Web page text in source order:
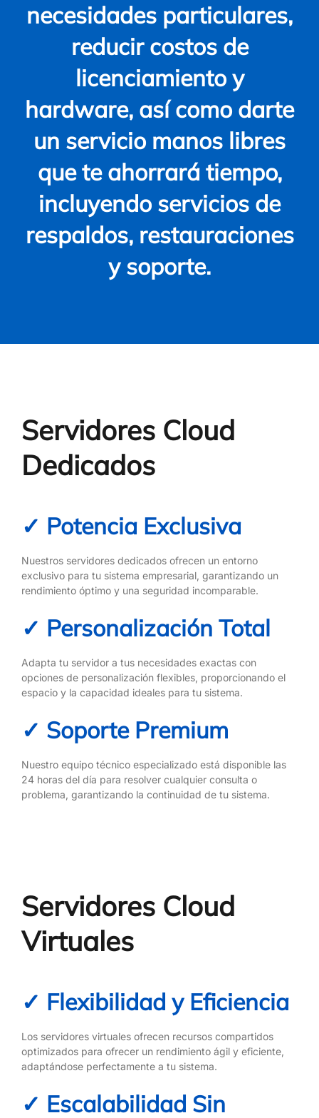
necesidades particulares,
reducir costos de
licenciamiento y
hardware, así como darte
un servicio manos libres
que te ahorrará tiempo,
incluyendo servicios de
respaldos, restauraciones
y soporte.
Servidores Cloud
Dedicados
✓ Potencia Exclusiva
Nuestros servidores dedicados ofrecen un entorno
exclusivo para tu sistema empresarial, garantizando un
rendimiento óptimo y una seguridad incomparable.
✓ Personalización Total
Adapta tu servidor a tus necesidades exactas con
opciones de personalización flexibles, proporcionando el
espacio y la capacidad ideales para tu sistema.
✓ Soporte Premium
Nuestro equipo técnico especializado está disponible las
24 horas del día para resolver cualquier consulta o
problema, garantizando la continuidad de tu sistema.
Servidores Cloud
Virtuales
✓ Flexibilidad y Eficiencia
Los servidores virtuales ofrecen recursos compartidos
optimizados para ofrecer un rendimiento ágil y eficiente,
adaptándose perfectamente a tu sistema.
✓ Escalabilidad Sin